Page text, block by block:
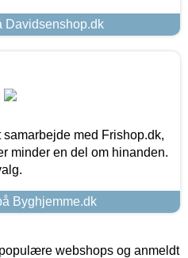
Davidsenshop.dk
med Frishop.dk,
minder en del om hinanden.
Byghjemme.dk
webshops og anmeldt